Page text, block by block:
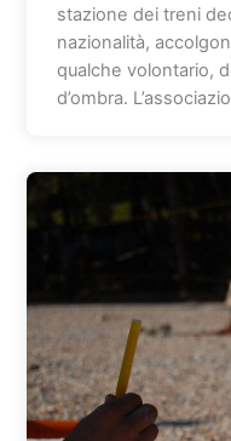
stazione dei treni
nazionalità,
qualche volontario,
d’ombra.